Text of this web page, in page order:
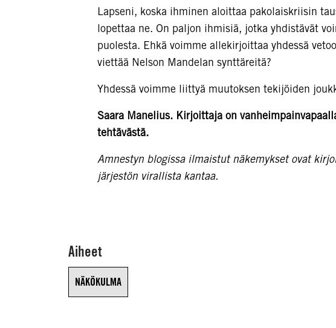
Lapseni, koska ihminen aloittaa pakolaiskriisin
lopettaa ne. On paljon ihmisiä, jotka yhdistävät
puolesta. Ehkä voimme allekirjoittaa yhdessä
viettää Nelson Mandelan synttäreitä?
Yhdessä voimme liittyä muutoksen tekijöiden
Saara Manelius. Kirjoittaja on
tehtävästä.
Amnestyn blogissa ilmaistut näkemykset ovat
järjestön virallista kantaa.
Aiheet
NÄKÖKULMA